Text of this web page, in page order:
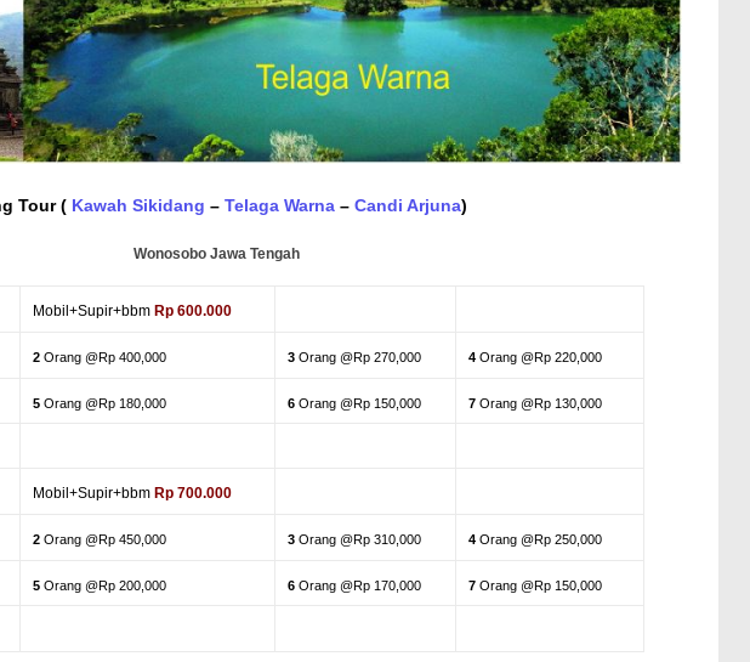
Tour ( Kawah Sikidang –Telaga Warna –Candi Arjuna)
Wonosobo Jawa Tengah
Mobil+Supir+bbm Rp 600.000
2 Orang @Rp 400,000 3 Orang @Rp 270,000 4 Orang @Rp 220,000
5 Orang @Rp 180,000 6 Orang @Rp 150,000 7 Orang @Rp 130,000
Mobil+Supir+bbm Rp 700.000
2 Orang @Rp 450,000 3 Orang @Rp 310,000 4 Orang @Rp 250,000
5 Orang @Rp 200,000 6 Orang @Rp 170,000 7 Orang @Rp 150,000